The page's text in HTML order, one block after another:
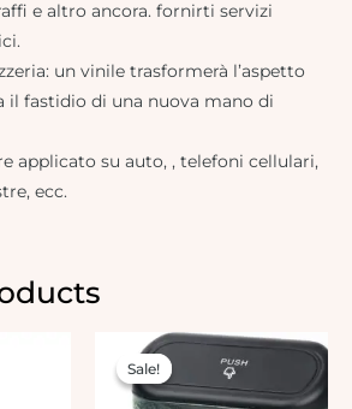
e altro ancora. fornirti servizi
un vinile trasformerà l’aspetto
il fastidio di una nuova mano di
applicato su auto, , telefoni cellulari,
ecc.
Sale!
Sale!
Original
price
was:
14,99 €.
Current
price
11,99 €.